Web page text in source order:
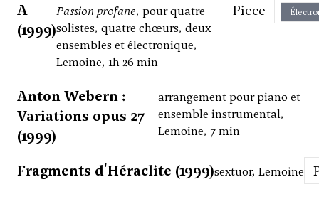
A
(1999)
Passion profane, pour quatre
solistes, quatre chœurs, deux
ensembles et électronique,
Lemoine, 1h 26 min
Piece
Anton Webern :
Variations opus 27
(1999)
arrangement pour piano et
ensemble instrumental,
Lemoine, 7 min
Fragments d'Héraclite (1999)sextuor, Lemoine